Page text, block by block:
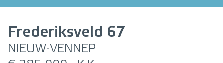
Frederiksveld 67
NIEUW-VENNEP